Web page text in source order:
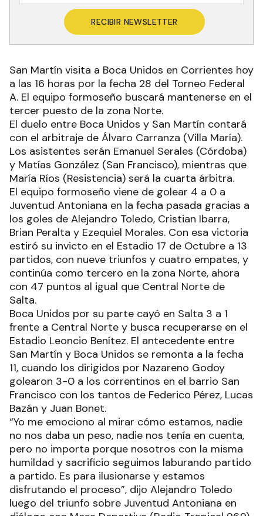
RECIBIR NEWSLETTER
San Martín visita a Boca Unidos en Corrientes hoy
a las 16 horas por la fecha 28 del Torneo Federal
A. El equipo formoseño buscará mantenerse en el
tercer puesto de la zona Norte.
El duelo entre Boca Unidos y San Martín contará
con el arbitraje de Álvaro Carranza (Villa María).
Los asistentes serán Emanuel Serales (Córdoba)
y Matías González (San Francisco), mientras que
María Ríos (Resistencia) será la cuarta árbitra.
El equipo formoseño viene de golear 4 a 0 a
Juventud Antoniana en la fecha pasada gracias a
los goles de Alejandro Toledo, Cristian Ibarra,
Brian Peralta y Ezequiel Morales. Con esa victoria
estiró su invicto en el Estadio 17 de Octubre a 13
partidos, con nueve triunfos y cuatro empates, y
continúa como tercero en la zona Norte, ahora
con 47 puntos al igual que Central Norte de
Salta.
Boca Unidos por su parte cayó en Salta 3 a 1
frente a Central Norte y busca recuperarse en el
Estadio Leoncio Benítez. El antecedente entre
San Martín y Boca Unidos se remonta a la fecha
11, cuando los dirigidos por Nazareno Godoy
golearon 3-0 a los correntinos en el barrio San
Francisco con los tantos de Federico Pérez, Lucas
Bazán y Juan Bonet.
“Yo me emociono al mirar cómo estamos, nadie
no nos daba un peso, nadie nos tenía en cuenta,
pero no importa porque nosotros con la misma
humildad y sacrificio seguimos laburando partido
a partido. Es para ilusionarse y estamos
disfrutando el proceso”, dijo Alejandro Toledo
luego del triunfo sobre Juventud Antoniana en